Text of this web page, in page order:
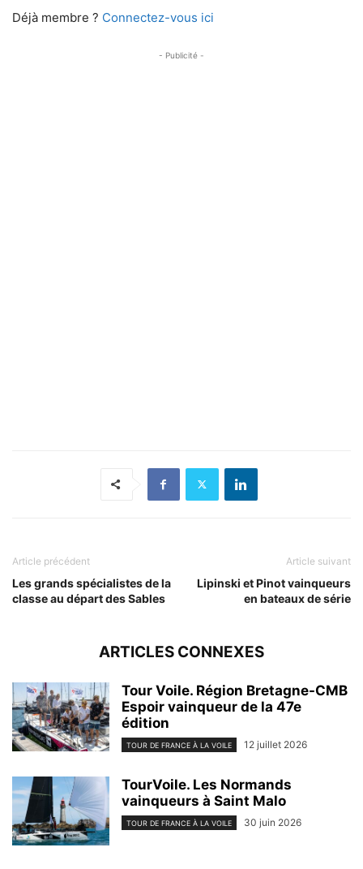
Déjà membre ? Connectez-vous ici
- Publicité -
Article précédent
Les grands spécialistes de la
classe au départ des Sables
Article suivant
Lipinski et Pinot vainqueurs
en bateaux de série
ARTICLES CONNEXES
Tour Voile. Région Bretagne-CMB
Espoir vainqueur de la 47e
édition
TOUR DE FRANCE À LA VOILE 12 juillet 2026
TourVoile. Les Normands
vainqueurs à Saint Malo
TOUR DE FRANCE À LA VOILE 30 juin 2026